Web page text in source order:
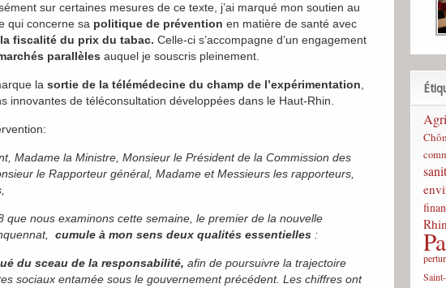
sur certaines mesures de ce texte, j’ai marqué mon soutien au
qui concerne sa politique de prévention en matière de santé avec
fiscalité du prix du tabac. Celle-ci s’accompagne d’un engagement
parallèles auquel je souscris pleinement.
la sortie de la télémédecine du champ de l’expérimentation
innovantes de téléconsultation développées dans le Haut-Rhin.
Madame la Ministre, Monsieur le Président de la Commission des
le Rapporteur général, Madame et Messieurs les rapporteurs,
que nous examinons cette semaine, le premier de la nouvelle
cumule à mon sens deux qualités essentielles :
du sceau de la responsabilité, afin de poursuivre la trajectoire
sociaux entamée sous le gouvernement précédent. Les chiffres ont